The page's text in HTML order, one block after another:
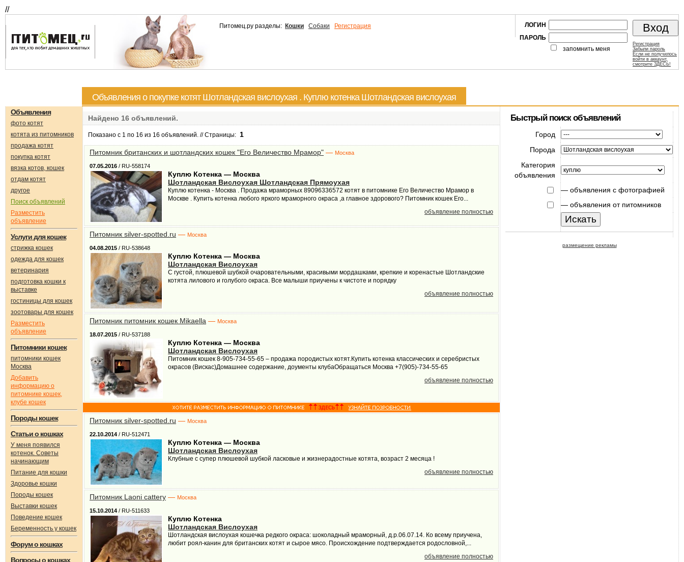
//
Питомец.ру разделы: Кошки Собаки Регистрация
ЛОГИН
ПАРОЛЬ
запомнить меня
Регистрация
Забыли пароль
Если не получилось
войти в аккаунт,
смотрите ЗДЕСЬ!
Объявления о покупке котят Шотландская вислоухая . Куплю котенка Шотландская вислоухая
Объявления
фото котят
котята из питомников
продажа котят
покупка котят
вязка котов, кошек
отдам котят
другое
Поиск объявлений
Разместить
объявление
Услуги для кошек
стрижка кошек
одежда для кошек
ветеринария
подготовка кошки к
выставке
гостиницы для кошек
зоотовары для кошек
Разместить
объявление
Питомники кошек
питомники кошек
Москва
Добавить
информацию о
питомнике кошек,
клубе кошек
Породы кошек
Статьи о кошках
У меня появился
котенок. Советы
начинающим
Питание для кошки
Здоровье кошки
Породы кошек
Выставки кошек
Поведение кошек
Беременность у кошек
Форум о кошках
Вопросы о кошках
Найдено 16 объявлений.
Показано с 1 по 16 из 16 объявлений. // Страницы: 1
Питомник британских и шотландских кошек "Его Величество Мрамор" — Москва
07.05.2016 / RU-558174
Куплю Котенка — Москва
Шотландская Вислоухая Шотландская Прямоухая
Куплю котенка - Москва . Продажа мраморных 89096336572 котят в питомнике Его Величество Мрамор в
Москве . Купить котенка любого яркого мраморного окраса ,а главное здорового? Питомник кошек Его...
объявление полностью
Питомник silver-spotted.ru — Москва
04.08.2015 / RU-538648
Куплю Котенка — Москва
Шотландская Вислоухая
С густой, плюшевой шубкой очаровательными, красивыми мордашками, крепкие и коренастые Шотландские
котята лилового и голубого окраса. Все малыши приучены к чистоте и порядку
объявление полностью
Питомник питомник кошек Mikaella — Москва
18.07.2015 / RU-537188
Куплю Котенка — Москва
Шотландская Вислоухая
Питомник кошек 8-905-734-55-65 – продажа породистых котят.Купить котенка классических и серебристых
окрасов (Вискас)Домашнее содержание, доументы клубаОбращаться Москва +7(905)-734-55-65
объявление полностью
Питомник silver-spotted.ru — Москва
22.10.2014 / RU-512471
Куплю Котенка — Москва
Шотландская Вислоухая
Клубные с супер плюшевой шубкой ласковые и жизнерадостные котята, возраст 2 месяца !
объявление полностью
Питомник Laoni cattery — Москва
15.10.2014 / RU-511633
Куплю Котенка
Шотландская Вислоухая
Шотландская вислоухая кошечка редкого окраса: шоколадный мраморный, д.р.06.07.14. Ко всему приучена,
любит роял-канин для британских котят и сырое мясо. Происхождение подтверждается родословной,...
объявление полностью
Быстрый поиск объявлений
Город
Порода
Категория
объявления
— объявления с фотографией
— объявления от питомников
размещение рекламы